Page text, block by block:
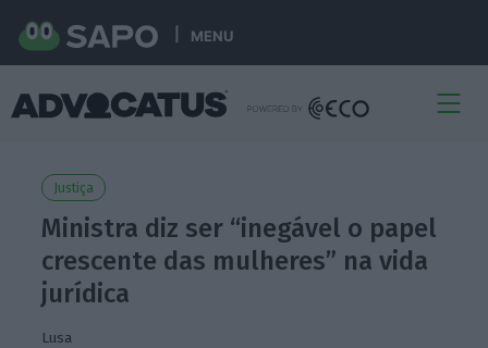
MENU
Justiça
Ministra diz ser “inegável o papel
crescente das mulheres” na vida
jurídica
Lusa